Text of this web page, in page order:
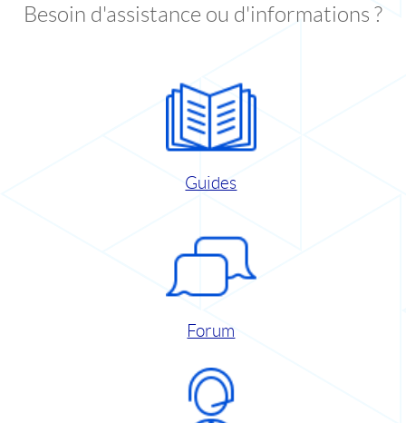
Besoin d'assistance ou d'informations ?
Guides
Forum